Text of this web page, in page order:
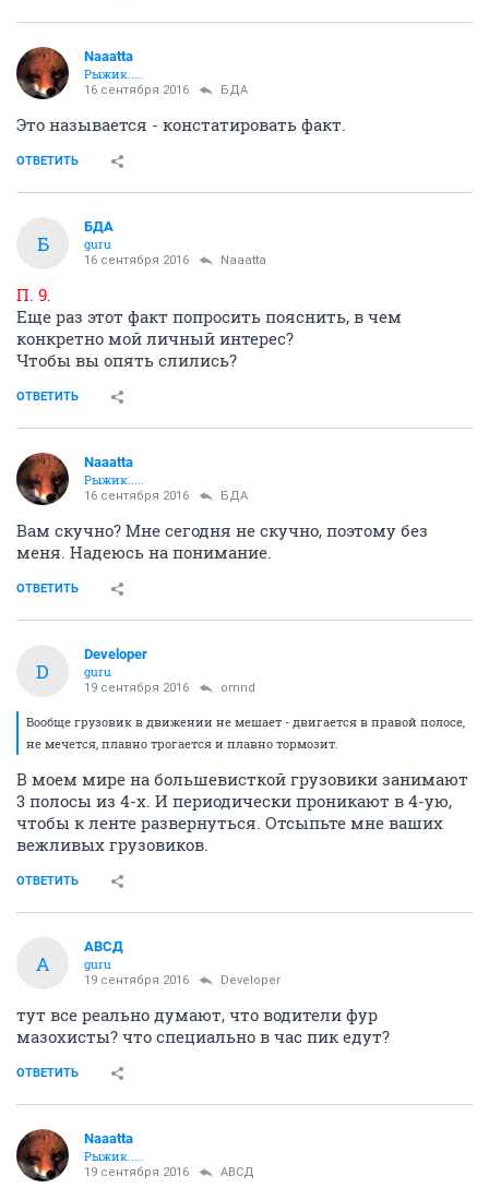
Naaatta
Рыжик.....
16 сентября 2016 БДА
Это называется - констатировать факт.
ОТВЕТИТЬ
Б
БДА
guru
16 сентября 2016 Naaatta
П. 9.
Еще раз этот факт попросить пояснить, в чем
конкретно мой личный интерес?
Чтобы вы опять слились?
ОТВЕТИТЬ
Naaatta
Рыжик.....
16 сентября 2016 БДА
Вам скучно? Мне сегодня не скучно, поэтому без
меня. Надеюсь на понимание.
ОТВЕТИТЬ
D
Developer
guru
19 сентября 2016 omnd
Вообще грузовик в движении не мешает - двигается в правой полосе,
не мечется, плавно трогается и плавно тормозит.
В моем мире на большевисткой грузовики занимают
3 полосы из 4-х. И периодически проникают в 4-ую,
чтобы к ленте развернуться. Отсыпьте мне ваших
вежливых грузовиков.
ОТВЕТИТЬ
А
АВСД
guru
19 сентября 2016 Developer
тут все реально думают, что водители фур
мазохисты? что специально в час пик едут?
ОТВЕТИТЬ
Naaatta
Рыжик.....
19 сентября 2016 АВСД